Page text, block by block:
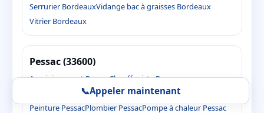
Serrurier BordeauxVidange bac à graisses Bordeaux
Vitrier Bordeaux
Pessac (33600)
Assainissement PessacChauffagiste Pessac
Débouchage de canalisations PessacÉlectricien Pessac
Peinture PessacPlombier PessacPompe à chaleur Pessac
📞Appeler maintenant